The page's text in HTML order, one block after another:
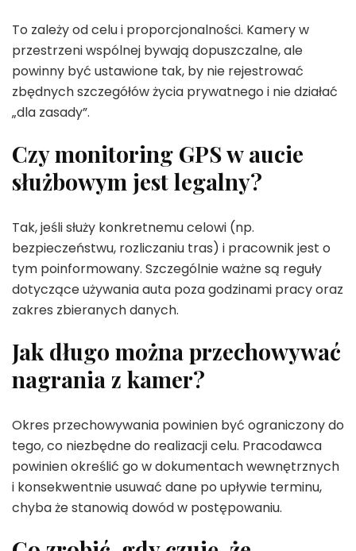
To zależy od celu i proporcjonalności. Kamery w
przestrzeni wspólnej bywają dopuszczalne, ale
powinny być ustawione tak, by nie rejestrować
zbędnych szczegółów życia prywatnego i nie działać
„dla zasady”.
Czy monitoring GPS w aucie
służbowym jest legalny?
Tak, jeśli służy konkretnemu celowi (np.
bezpieczeństwu, rozliczaniu tras) i pracownik jest o
tym poinformowany. Szczególnie ważne są reguły
dotyczące używania auta poza godzinami pracy oraz
zakres zbieranych danych.
Jak długo można przechowywać
nagrania z kamer?
Okres przechowywania powinien być ograniczony do
tego, co niezbędne do realizacji celu. Pracodawca
powinien określić go w dokumentach wewnętrznych
i konsekwentnie usuwać dane po upływie terminu,
chyba że stanowią dowód w postępowaniu.